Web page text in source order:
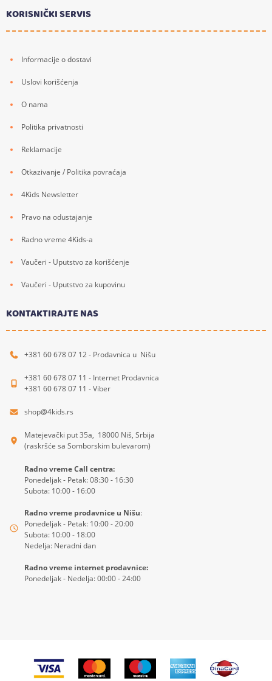
KORISNIČKI SERVIS
Informacije o dostavi
Uslovi korišćenja
O nama
Politika privatnosti
Reklamacije
Otkazivanje / Politika povraćaja
4Kids Newsletter
Pravo na odustajanje
Radno vreme 4Kids-a
Vaučeri - Uputstvo za korišćenje
Vaučeri - Uputstvo za kupovinu
KONTAKTIRAJTE NAS
+381 60 678 07 12 - Prodavnica u Nišu
+381 60 678 07 11 - Internet Prodavnica
+381 60 678 07 11 - Viber
shop@4kids.rs
Matejevački put 35a, 18000 Niš, Srbija
(raskršće sa Somborskim bulevarom)
Radno vreme Call centra:
Ponedeljak - Petak: 08:30 - 16:30
Subota: 10:00 - 16:00
Radno vreme prodavnice u Nišu:
Ponedeljak - Petak: 10:00 - 20:00
Subota: 10:00 - 18:00
Nedelja: Neradni dan
Radno vreme internet prodavnice:
Ponedeljak - Nedelja: 00:00 - 24:00